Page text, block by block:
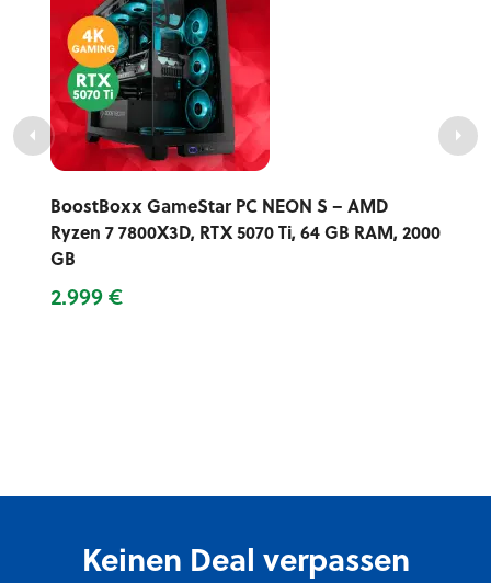
BoostBoxx GameStar PC NEON S – AMD
Ryzen 7 7800X3D, RTX 5070 Ti, 64 GB RAM, 2000
GB
2.999 €
Keinen Deal verpassen